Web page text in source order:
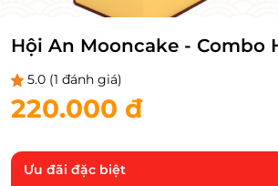
Hội An Mooncake - Combo
5.0 (1 đánh giá)
220.000 đ
Ưu đãi đặc biệt